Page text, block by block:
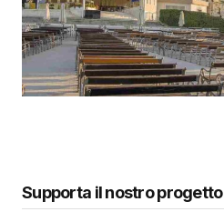
Supporta il nostro progetto